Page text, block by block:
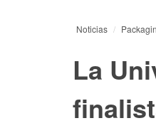
Noticias
La